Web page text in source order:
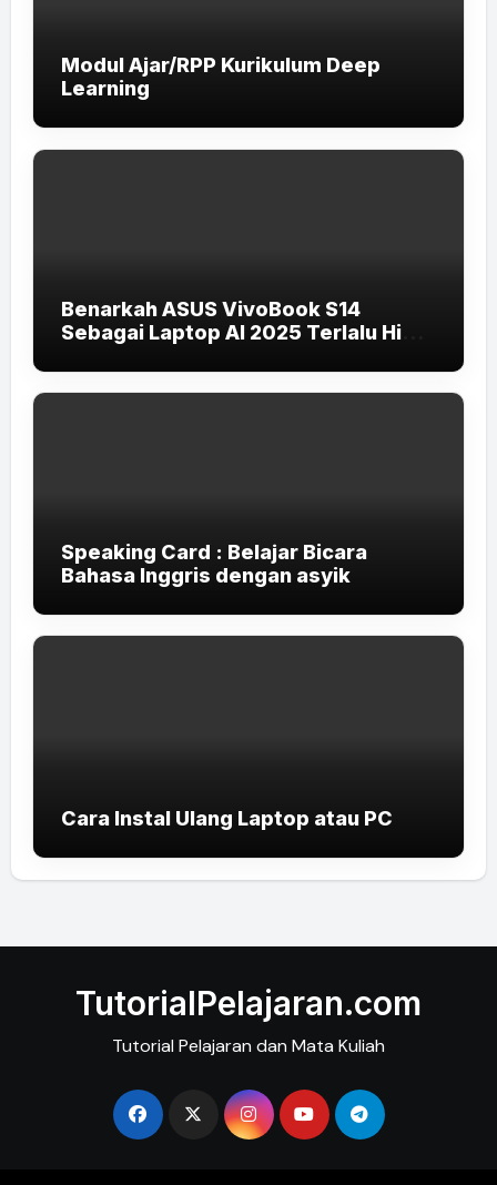
Modul Ajar/RPP Kurikulum Deep
Learning
Benarkah ASUS VivoBook S14
Sebagai Laptop AI 2025 Terlalu High-
Speaking Card : Belajar Bicara
Bahasa Inggris dengan asyik
Cara Instal Ulang Laptop atau PC
TutorialPelajaran.com
Tutorial Pelajaran dan Mata Kuliah